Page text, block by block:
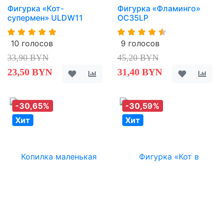
Фигурка «Кот-
супермен» ULDW11
10 голосов
33,90 BYN
23,50 BYN
Фигурка «Фламинго»
OC35LP
9 голосов
45,20 BYN
31,40 BYN
-30,65%
Хит
-30,59%
Хит